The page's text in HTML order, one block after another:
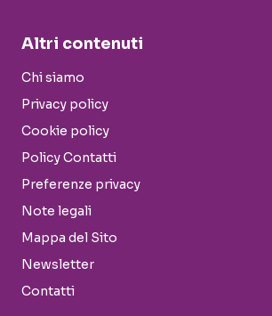
Altri contenuti
Chi siamo
Privacy policy
Cookie policy
Policy Contatti
Preferenze privacy
Note legali
Mappa del Sito
Newsletter
Contatti